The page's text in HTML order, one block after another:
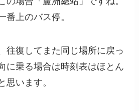
番上のバス停。
往復してまた同じ場所に戻っ
に乗る場合は時刻表はほとん
思います。